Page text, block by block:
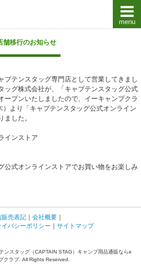
テンスタッグキャンプ用品通販店【eキャンプ
menu
舗移行のお知らせ
プテンスタッグ専門店として営業してきまし
ッグ株式会社が、「キャプテンスタッグ公式
ープンいたしましたので、イーキャンプクラ
）より「キャプテンスタッグ公式オンライン
ました。
インストア
公式オンラインストアでお買い物をお楽しみ
販売表記 ｜ 会社概要 ｜
イバシーポリシー ｜ サイトマップ
スタッグ（CAPTAIN STAG）キャンプ用品通販ならe
クラブ. All Rights Reserved.